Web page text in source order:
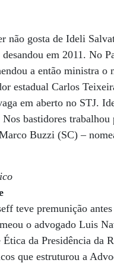
não gosta de Ideli
em 2011. No
a então ministra o
estadual Carlos
em aberto no STJ.
Nos bastidores trabalhou
Buzzi (SC) –
teve premunição
o advogado Luis
Ética da Presidência da
que estruturou a